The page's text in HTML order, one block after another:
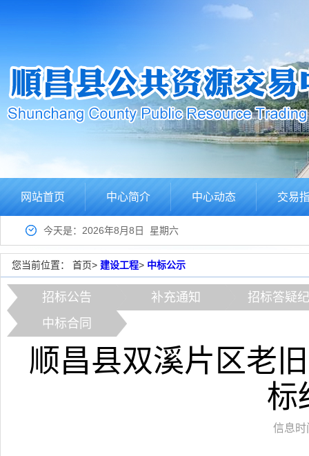
网站首页 中心简介 中心动态 交易
今天是：2026年8月8日 星期六
您当前位置： 首页> 建设工程> 中标公示
招标公告 补充通知
招标答疑
中标合同
顺昌县双溪片区老
标
信息时